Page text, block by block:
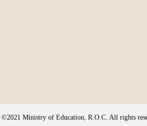
©2021 Ministry of Education, R.O.C. All rights